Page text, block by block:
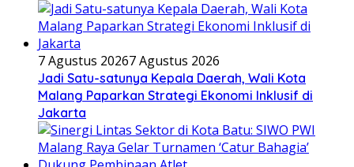
7 Agustus 20267 Agustus 2026
Jadi Satu-satunya Kepala Daerah, Wali Kota
Malang Paparkan Strategi Ekonomi Inklusif di
Jakarta